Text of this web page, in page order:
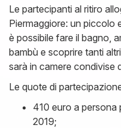
Le partecipanti al ritiro
Piermaggiore: un piccolo
è possibile fare il bagno,
bambù e scoprire tanti
sarà in camere condivise
Le quote di
410 euro a persona
2019;